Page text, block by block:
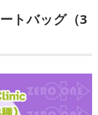
トバッグ（3